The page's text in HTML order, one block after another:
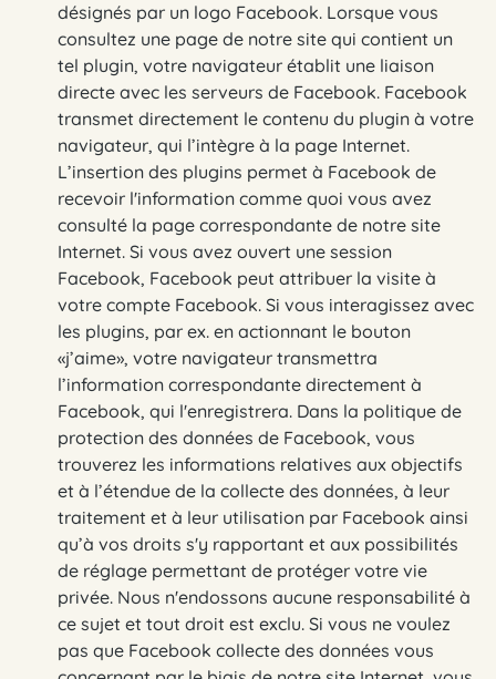
désignés par un logo Facebook. Lorsque vous
consultez une page de notre site qui contient un
tel plugin, votre navigateur établit une liaison
directe avec les serveurs de Facebook. Facebook
transmet directement le contenu du plugin à votre
navigateur, qui l’intègre à la page Internet.
L’insertion des plugins permet à Facebook de
recevoir l'information comme quoi vous avez
consulté la page correspondante de notre site
Internet. Si vous avez ouvert une session
Facebook, Facebook peut attribuer la visite à
votre compte Facebook. Si vous interagissez avec
les plugins, par ex. en actionnant le bouton
«j’aime», votre navigateur transmettra
l’information correspondante directement à
Facebook, qui l'enregistrera. Dans la politique de
protection des données de Facebook, vous
trouverez les informations relatives aux objectifs
et à l’étendue de la collecte des données, à leur
traitement et à leur utilisation par Facebook ainsi
qu’à vos droits s'y rapportant et aux possibilités
de réglage permettant de protéger votre vie
privée. Nous n'endossons aucune responsabilité à
ce sujet et tout droit est exclu. Si vous ne voulez
pas que Facebook collecte des données vous